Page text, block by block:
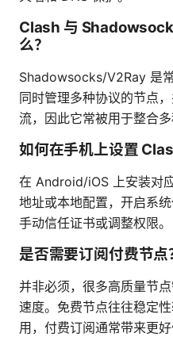
Clash 与
么？
Shadowsocks/V2Ray 是
同时管理多种协议的节点
流，因此它常被用于整合
如何在手机上设置
在 Android/iOS 上安装对
地址或本地配置，开启系
手动信任证书或调整权限。
是否需要订阅付费节点
并非必须，很多高质量节
速度。免费节点往往稳定
用，付费订阅通常带来更好